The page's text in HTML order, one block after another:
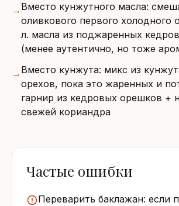
→ Вместо кунжутного масла:
оливкового первого холодного
л. масла из поджаренных
(менее аутентично, но тоже
→ Вместо кунжута: микс из
орехов, пока это жаренных и
гарнир из кедровых орешков +
свежей кориандра
Частые ошибки
Переварить баклажан: если